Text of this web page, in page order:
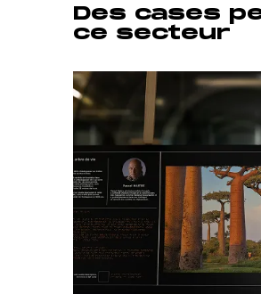
Des cases
ce secteur